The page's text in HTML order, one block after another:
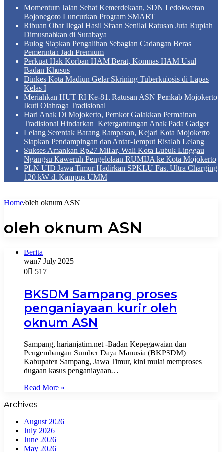
Momentum Jalan Sehat Kemerdekaan, SDN Ledokwetan
Bojonegoro Luncurkan Program SMART
Ribuan Obat Ilegal Hasil Sitaan Senilai Ratusan Juta Rupiah
Dimusnahkan di Surabaya
Bulog Siapkan Pengalihan Sebagian Cadangan Beras
Pemerintah Jadi Premium
Perkuat Hak Korban HAM Berat, Komnas HAM Usul
Badan Khusus
Dinkes Kota Madiun Gelar Skrining Tuberkulosis di Lapas
Kelas I
Meriahkan HUT RI Ke-81, Ratusan ASN Pemkab Mojokerto
Ikuti Olahraga Tradisional
Hari Anak Di Mojokerto, Pemkot Galakkan Permainan
Tradisional Hindarkan Ketergantungan Anak Pada Gadget
Lelang Serentak Barang Rampasan, Kejari Kota Mojokerto
Siapkan Pendampingan dan Antar-Jemput Risalah Lelang
Sukses Amankan Rp27 Miliar, Wali Kota Lubuk Linggau
Ngangsu Kaweruh Pengelolaan RUMIJA ke Kota Mojokerto
PLN UID Jawa Timur Hadirkan SPKLU Fast Ultra Charging
120 kW di Kampus UMM
Home/oleh oknum ASN
oleh oknum ASN
Berita
wan7 July 2025
0
517
BKSDM Sampang proses
penganiayaan kurir oleh
oknum ASN
Sampang, harianjatim.net -Badan Kepegawaian dan
Pengembangan Sumber Daya Manusia (BKPSDM)
Kabupaten Sampang, Jawa Timur, kini mulai memproses
dugaan kasus penganiayaan…
Read More »
Archives
August 2026
July 2026
June 2026
May 2026